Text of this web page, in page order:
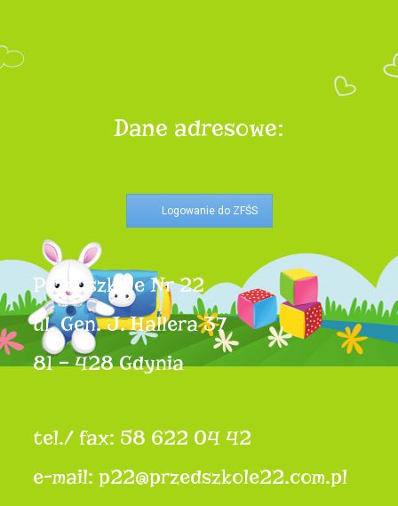
Dane adresowe:
Logowanie do ZFŚS
Przedszkole Nr 22
ul. Gen. J. Hallera 37
81 – 428 Gdynia
tel./ fax: 58 622 04 42
e-mail: p22@przedszkole22.com.pl